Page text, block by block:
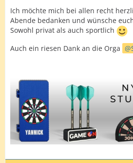
Ich möchte mich bei allen recht
Abende bedanken und wünsche
Sowohl privat als auch sportlich
Auch ein riesen Dank an die Orga